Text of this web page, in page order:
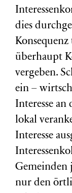
dies
überhaupt
vergeben.
ein –
Interesse an
lokal
Interesse
Gemeinden
nur den